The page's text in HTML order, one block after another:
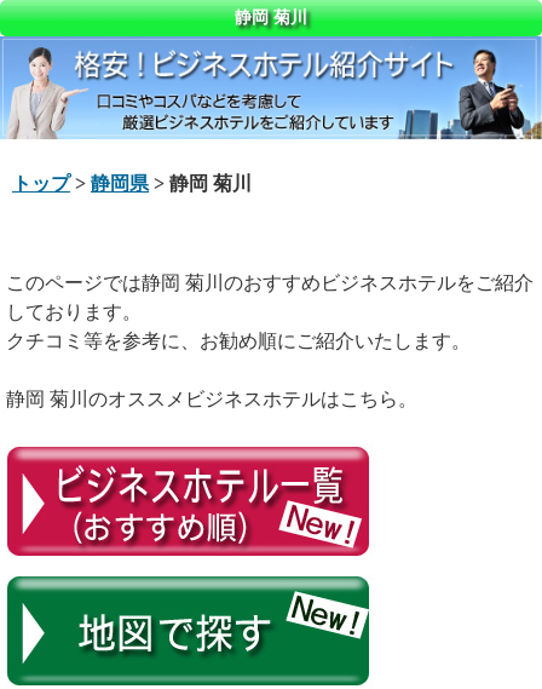
静岡 菊川
トップ> 静岡県 > 静岡 菊川
このページでは静岡 菊川のおすすめビジネスホテルをご紹介
しております。
クチコミ等を参考に、お勧め順にご紹介いたします。
静岡 菊川のオススメビジネスホテルはこちら。